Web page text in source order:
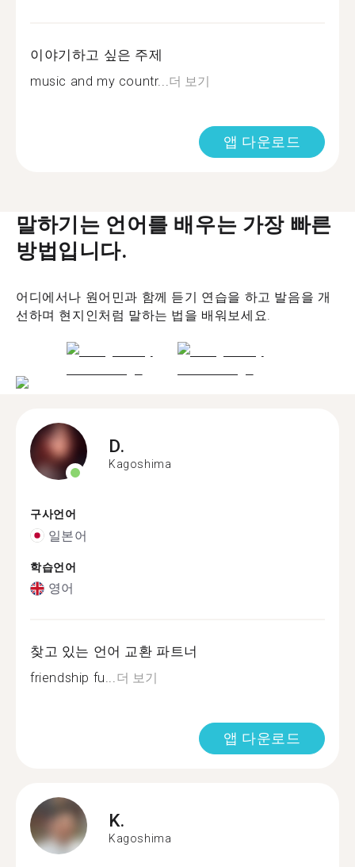
이야기하고 싶은 주제
music and my countr... 더 보기
앱 다운로드
말하기는 언어를 배우는 가장 빠른
방법입니다.
어디에서나 원어민과 함께 듣기 연습을 하고 발음을 개
선하며 현지인처럼 말하는 법을 배워보세요.
D.
Kagoshima
구사언어
일본어
학습언어
영어
찾고 있는 언어 교환 파트너
friendship fu...더 보기
앱 다운로드
K.
Kagoshima